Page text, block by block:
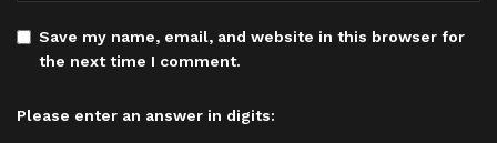
Save my name, email, and website in this browser for
the next time I comment.
Please enter an answer in digits: